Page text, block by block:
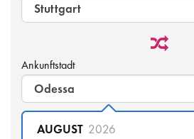
Stuttgart
Ankunftstadt
Odessa
AUGUST 2026